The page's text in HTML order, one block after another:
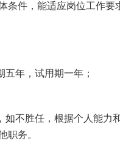
条件，能适应岗位工作要
年，试用期一年；
如不胜任，根据个人能力
职务。